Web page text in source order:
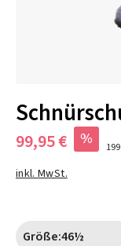
99,95 € %
inkl. MwSt.
Größe:46½